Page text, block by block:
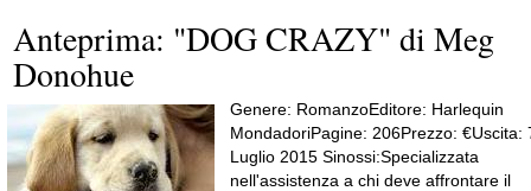
Anteprima: "DOG CRAZY" di Meg
Donohue
Genere: RomanzoEditore: Harlequin
MondadoriPagine: 206Prezzo: €Uscita:
Luglio 2015 Sinossi:Specializzata
nell'assistenza a chi deve affrontare il